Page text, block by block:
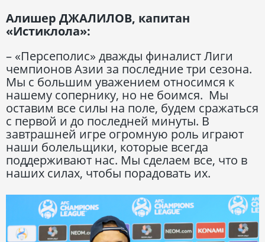
Алишер ДЖАЛИЛОВ, капитан
«Истиклола»:
– «Персеполис» дважды финалист Лиги
чемпионов Азии за последние три сезона.
Мы с большим уважением относимся к
нашему сопернику, но не боимся. Мы
оставим все силы на поле, будем сражаться
с первой и до последней минуты. В
завтрашней игре огромную роль играют
наши болельщики, которые всегда
поддерживают нас. Мы сделаем все, что в
наших силах, чтобы порадовать их.